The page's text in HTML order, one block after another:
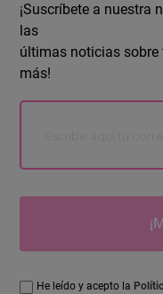
¡Suscríbete a nuestra
las
últimas noticias
más!
He leído y acepto la